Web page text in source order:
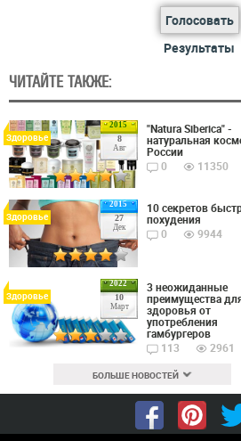
Голосовать
Результаты
ЧИТАЙТЕ ТАКЖЕ:
2015
8
Авг
Здоровье
"Natura Siberica" -
натуральная
России
0
11350
2015
27
Дек
Здоровье
10 секретов
похудения
0
9944
2022
10
Март
Здоровье
3 неожиданные
преимущества
здоровья от
употребления
гамбургеров
113
2961
БОЛЬШЕ НОВОСТЕЙ